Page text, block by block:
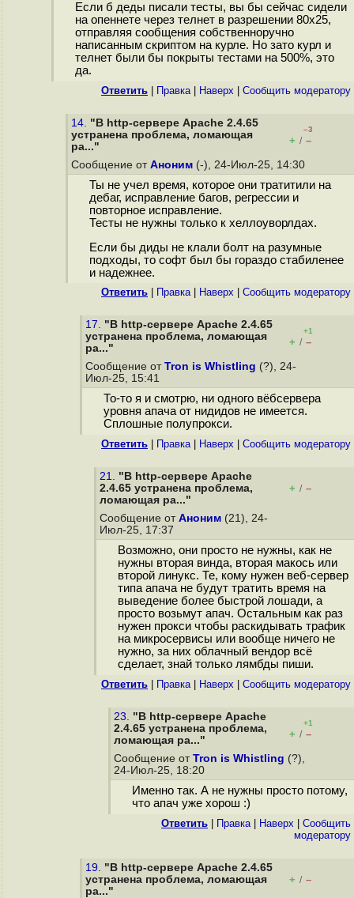
Если б деды писали тесты, вы бы сейчас сидели
на опеннете через телнет в разрешении 80x25,
отправляя сообщения собственноручно
написанным скриптом на курле. Но зато курл и
телнет были бы покрыты тестами на 500%, это
да.
Ответить Правка| Наверх Cообщить модератору
14. "В http-сервере Apache 2.4.65
устранена проблема, ломающая
ра..."
–3
+ / –
Сообщение от Аноним (-), 24-Июл-25, 14:30
Ты не учел время, которое они тратитили на
дебаг, исправление багов, регрессии и
повторное исправление.
Тесты не нужны только к хеллоуворлдах.
Если бы диды не клали болт на разумные
подходы, то софт был бы гораздо стабиленее
и надежнее.
Ответить Правка| Наверх Cообщить модератору
17. "В http-сервере Apache 2.4.65
устранена проблема, ломающая
ра..."
+1
+ / –
Сообщение от Tron is Whistling (?), 24-
Июл-25, 15:41
То-то я и смотрю, ни одного вёбсервера
уровня апача от нидидов не имеется.
Сплошные полупрокси.
Ответить Правка| Наверх Cообщить модератору
21. "В http-сервере Apache
2.4.65 устранена проблема,
ломающая ра..."
+ / –
Сообщение от Аноним (21), 24-
Июл-25, 17:37
Возможно, они просто не нужны, как не
нужны вторая винда, вторая макось или
второй линукс. Те, кому нужен веб-сервер
типа апача не будут тратить время на
выведение более быстрой лошади, а
просто возьмут апач. Остальным как раз
нужен прокси чтобы раскидывать трафик
на микросервисы или вообще ничего не
нужно, за них облачный вендор всё
сделает, знай только лямбды пиши.
Ответить Правка| Наверх Cообщить модератору
23. "В http-сервере Apache
2.4.65 устранена проблема,
ломающая ра..."
+1
+ / –
Сообщение от Tron is Whistling (?),
24-Июл-25, 18:20
Именно так. А не нужны просто потому,
что апач уже хорош :)
Ответить Правка| Наверх
Cообщить
модератору
19. "В http-сервере Apache 2.4.65
устранена проблема, ломающая
ра..."
+ / –